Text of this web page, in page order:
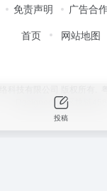
免责声明 广告合
首页
网站地图
Designed by区块链456
投稿